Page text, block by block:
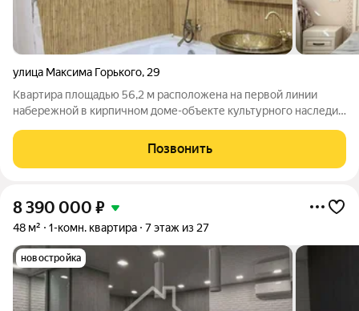
улица Максима Горького, 29
Квартира площадью 56,2 м расположена на первой линии
набережной в кирпичном доме-объекте культурного наследия
микроклимат в любое время года. Объект предлагает
эффективную планировку с изолированной
Позвонить
8 390 000 ₽
48 м² 1-комн. квартира 7 этаж из 27
новостройка